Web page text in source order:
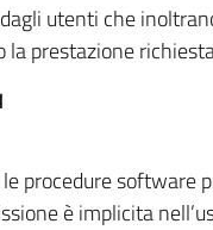
utenti che
la prestazione
procedure software
è implicita